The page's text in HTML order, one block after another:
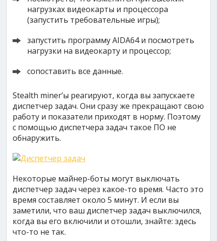
нагрузках видеокарты и процессора
(запустить требовательные игры);
запустить программу AIDA64 и посмотреть
нагрузки на видеокарту и процессор;
сопоставить все данные.
Stealth miner’ы реагируют, когда вы запускаете
диспетчер задач. Они сразу же прекращают свою
работу и показатели приходят в норму. Поэтому
с помощью диспетчера задач такое ПО не
обнаружить.
Некоторые майнер-боты могут выключать
диспетчер задач через какое-то время. Часто это
время составляет около 5 минут. И если вы
заметили, что ваш диспетчер задач выключился,
когда вы его включили и отошли, знайте: здесь
что-то не так.